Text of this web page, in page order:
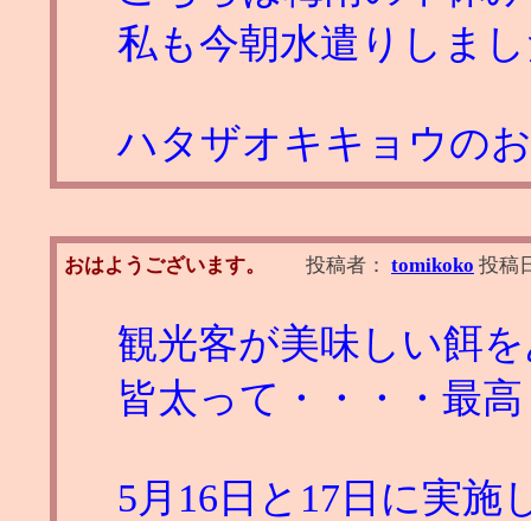
私も今朝水遣りしま
ハタザオキキョウの
おはようございます。 投稿者： tomikoko 投稿
観光客が美味しい餌
皆太って・・・・最高
5月16日と17日に実施